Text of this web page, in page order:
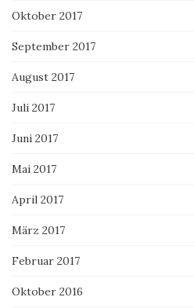
Oktober 2017
September 2017
August 2017
Juli 2017
Juni 2017
Mai 2017
April 2017
März 2017
Februar 2017
Oktober 2016